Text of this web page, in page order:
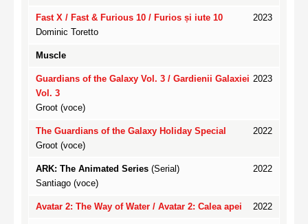
2023
Fast X / Fast & Furious 10 / Furios și iute 10
Dominic Toretto
Muscle
2023
Guardians of the Galaxy Vol. 3 / Gardienii Galaxiei
Vol. 3
Groot (voce)
2022
The Guardians of the Galaxy Holiday Special
Groot (voce)
2022
ARK: The Animated Series (Serial)
Santiago (voce)
2022
Avatar 2: The Way of Water / Avatar 2: Calea apei